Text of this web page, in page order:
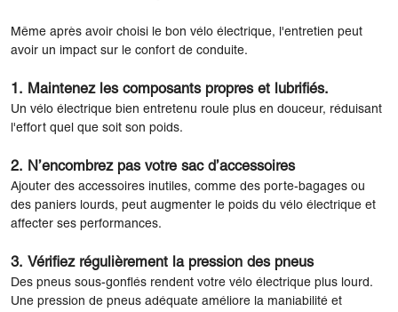
Même après avoir choisi le bon vélo électrique, l'entretien peut
avoir un impact sur le confort de conduite.
1. Maintenez les composants propres et lubrifiés.
Un vélo électrique bien entretenu roule plus en douceur, réduisant
l'effort quel que soit son poids.
2. N’encombrez pas votre sac d’accessoires
Ajouter des accessoires inutiles, comme des porte-bagages ou
des paniers lourds, peut augmenter le poids du vélo électrique et
affecter ses performances.
3. Vérifiez régulièrement la pression des pneus
Des pneus sous-gonflés rendent votre vélo électrique plus lourd.
Une pression de pneus adéquate améliore la maniabilité et